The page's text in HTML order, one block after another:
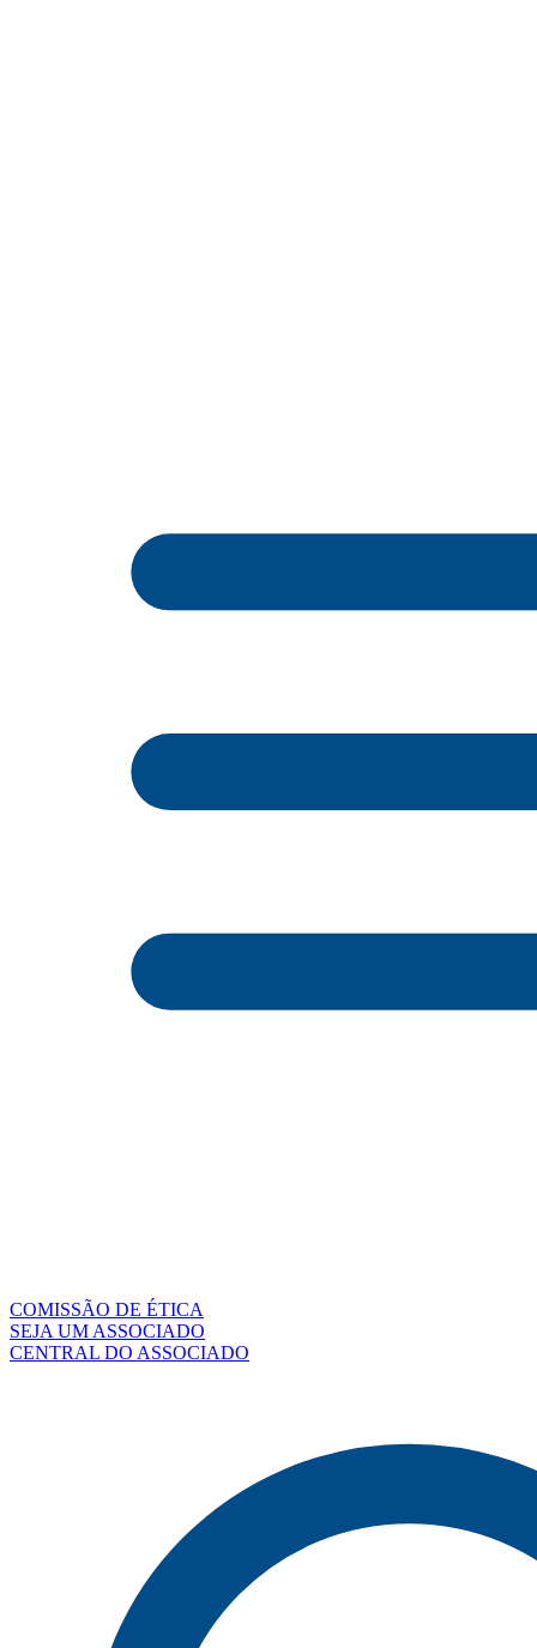
COMISSÃO DE ÉTICA
SEJA UM ASSOCIADO
CENTRAL DO ASSOCIADO